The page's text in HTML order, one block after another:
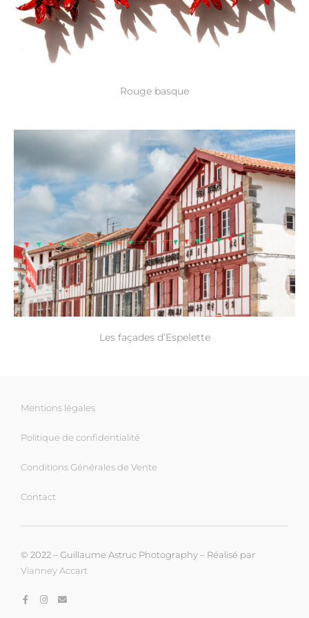
Rouge basque
Les façades d’Espelette
Mentions légales
Politique de confidentialité
Conditions Générales de Vente
Contact
© 2022 – Guillaume Astruc Photography – Réalisé par
Vianney Accart